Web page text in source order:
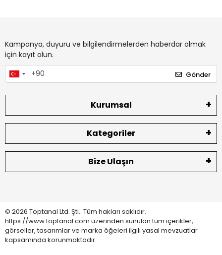
Kampanya, duyuru ve bilgilendirmelerden haberdar olmak
için kayıt olun.
Gönder
Kurumsal
Kategoriler
Bize Ulaşın
© 2026 Toptanal Ltd. Şti.. Tüm hakları saklıdır.
https://www.toptanal.com üzerinden sunulan tüm içerikler,
görseller, tasarımlar ve marka öğeleri ilgili yasal mevzuatlar
kapsamında korunmaktadır.